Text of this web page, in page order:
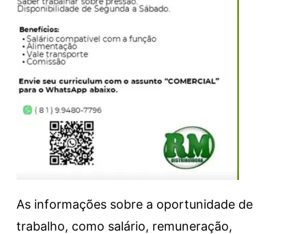
As informações sobre a oportunidade de
trabalho, como salário, remuneração,